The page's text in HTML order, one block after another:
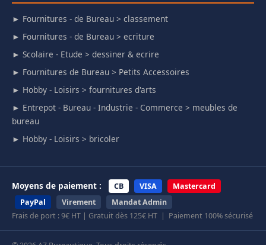
► Fournitures - de Bureau > classement
► Fournitures - de Bureau > ecriture
► Scolaire - Etude > dessiner & ecrire
► Fournitures de Bureau > Petits Accessoires
► Hobby - Loisirs > fournitures d'arts
► Entrepot - Bureau - Industrie - Commerce > meubles de
bureau
► Hobby - Loisirs > bricoler
Moyens de paiement : CB VISA
Mastercard
PayPal
Virement
Mandat Admin
Frais de port : 9€ HT | Gratuit dès 125€ HT | Paiement 100% sécurisé